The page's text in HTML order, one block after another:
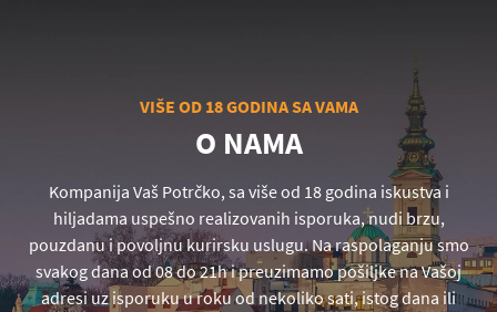
VIŠE OD 18 GODINA SA VAMA
O NAMA
Kompanija Vaš Potrčko, sa više od 18 godina iskustva i
hiljadama uspešno realizovanih isporuka, nudi brzu,
pouzdanu i povoljnu kurirsku uslugu. Na raspolaganju smo
svakog dana od 08 do 21h i preuzimamo pošiljke na Vašoj
adresi uz isporuku u roku od nekoliko sati, istog dana ili